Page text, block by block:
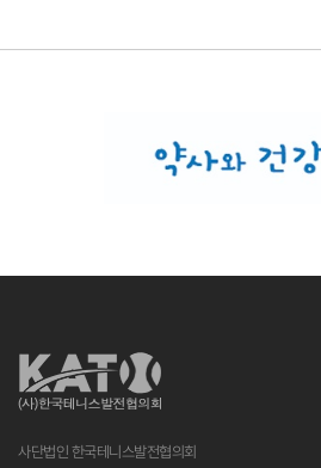
사단법인 한국테니스발전협의회